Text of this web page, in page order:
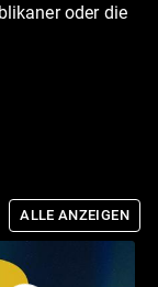
oder die
ALLE ANZEIGEN